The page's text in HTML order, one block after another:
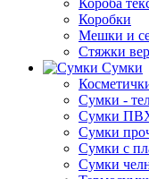
Коробки
Мешки и
Стяжки
Сумки
Сумки -
Сумки
Сумки
Сумки с
Сумки